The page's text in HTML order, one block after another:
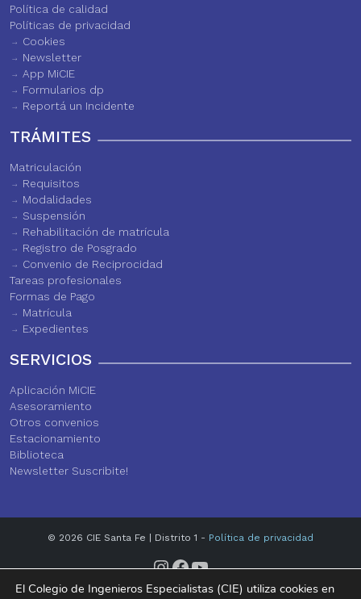
Política de calidad
Políticas de privacidad
Cookies
Newsletter
App MiCIE
Formularios dp
Reportá un Incidente
TRÁMITES
Matriculación
Requisitos
Modalidades
Suspensión
Rehabilitación de matrícula
Registro de Posgrado
Convenio de Reciprocidad
Tareas profesionales
Formas de Pago
Matrícula
Expedientes
SERVICIOS
Aplicación MiCIE
Asesoramiento
Otros convenios
Estacionamiento
Biblioteca
Newsletter Suscribite!
© 2026 CIE Santa Fe | Distrito 1 - Política de privacidad
Instagram
Facebook
YouTube
El Colegio de Ingenieros Especialistas (CIE) utiliza cookies en